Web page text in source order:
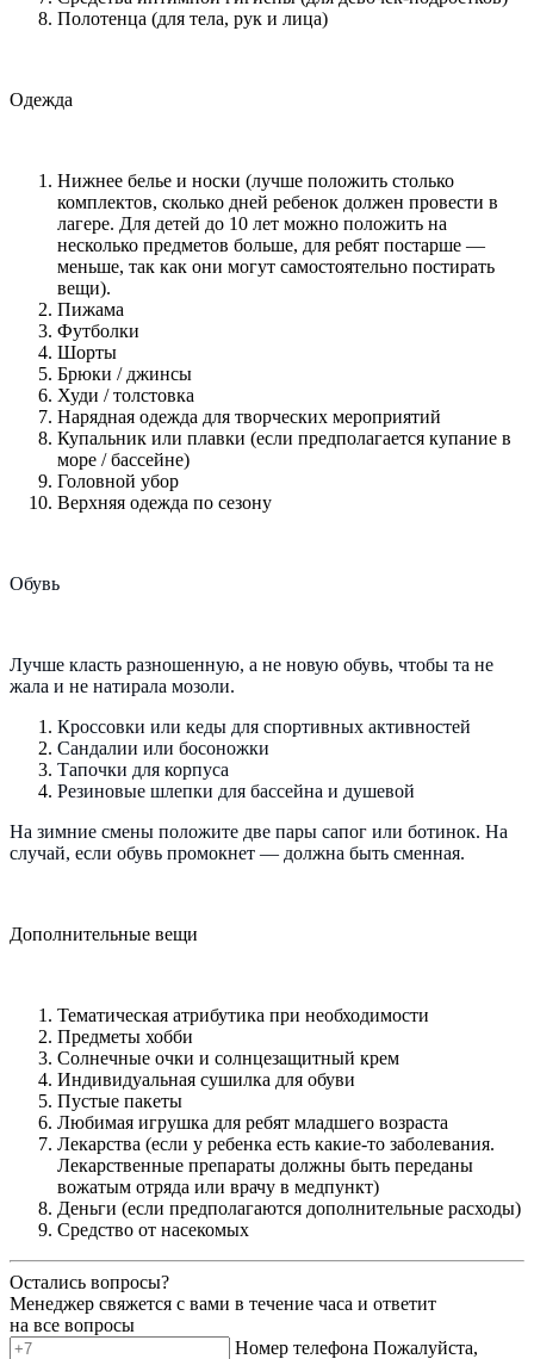
Полотенца (для тела, рук и лица)
Одежда
Нижнее белье и носки (лучше положить столько
комплектов, сколько дней ребенок должен провести в
лагере. Для детей до 10 лет можно положить на
несколько предметов больше, для ребят постарше —
меньше, так как они могут самостоятельно постирать
вещи).
Пижама
Футболки
Шорты
Брюки / джинсы
Худи / толстовка
Нарядная одежда для творческих мероприятий
Купальник или плавки (если предполагается купание в
море / бассейне)
Головной убор
Верхняя одежда по сезону
Обувь
Лучше класть разношенную, а не новую обувь, чтобы та не
жала и не натирала мозоли.
Кроссовки или кеды для спортивных активностей
Сандалии или босоножки
Тапочки для корпуса
Резиновые шлепки для бассейна и душевой
На зимние смены положите две пары сапог или ботинок. На
случай, если обувь промокнет — должна быть сменная.
Дополнительные вещи
Тематическая атрибутика при необходимости
Предметы хобби
Солнечные очки и солнцезащитный крем
Индивидуальная сушилка для обуви
Пустые пакеты
Любимая игрушка для ребят младшего возраста
Лекарства (если у ребенка есть какие-то заболевания.
Лекарственные препараты должны быть переданы
вожатым отряда или врачу в медпункт)
Деньги (если предполагаются дополнительные расходы)
Средство от насекомых
Остались вопросы?
Менеджер свяжется с вами в течение часа и ответит
на все вопросы
Номер телефона Пожалуйста,